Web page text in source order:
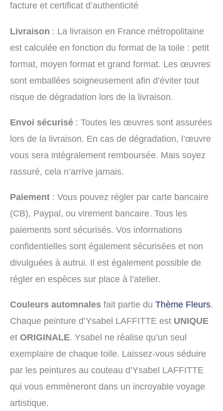
facture et certificat d’authenticité
Livraison : La livraison en France métropolitaine
est calculée en fonction du format de la toile : petit
format, moyen format et grand format. Les œuvres
sont emballées soigneusement afin d’éviter tout
risque de dégradation lors de la livraison.
Envoi sécurisé : Toutes les œuvres sont assurées
lors de la livraison. En cas de dégradation, l’œuvre
vous sera intégralement remboursée. Mais soyez
rassuré, cela n’arrive jamais.
Paiement : Vous pouvez régler par carte bancaire
(CB), Paypal, ou virement bancaire. Tous les
paiements sont sécurisés. Vos informations
confidentielles sont également sécurisées et non
divulguées à autrui. Il est également possible de
régler en espèces sur place à l’atelier.
Couleurs automnales fait partie du Thème Fleurs.
Chaque peinture d’Ysabel LAFFITTE est UNIQUE
et ORIGINALE. Ysabel ne réalise qu’un seul
exemplaire de chaque toile. Laissez-vous séduire
par les peintures au couteau d’Ysabel LAFFITTE
qui vous emmèneront dans un incroyable voyage
artistique.